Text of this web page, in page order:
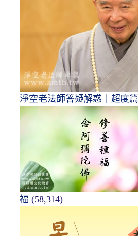
淨空老法師答疑解惑｜超度篇
福 (58,314)